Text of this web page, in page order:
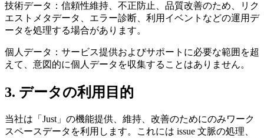
技術データ：信頼性維持、不正防止、品質改善のため、リク
エストメタデータ、エラー診断、利用イベントなどの運用デ
ータを処理する場合があります。
個人データ：サービス提供およびサポートに必要な範囲を超
えて、意図的に個人データを収集することはありません。
3. データの利用目的
当社は「Just」の機能提供、維持、改善のためにのみワーク
スペースデータを利用します。これには issue 文脈の処理、